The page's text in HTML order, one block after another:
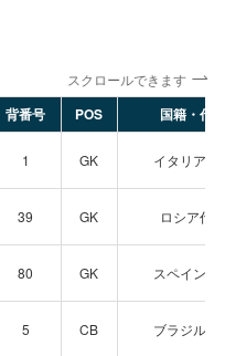
スクロールできます
背番号 POS
国籍・代表
1 GK イタリア代
39 GK ロシア代表
80 GK スペイン代
5 CB ブラジル代